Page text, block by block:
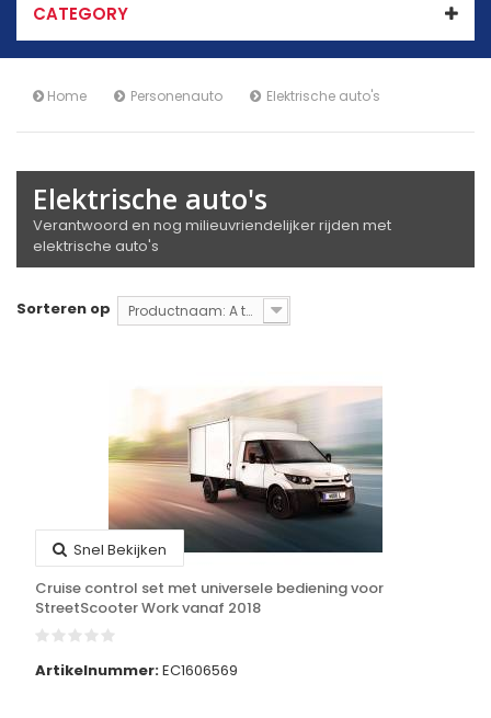
CATEGORY
Home Personenauto Elektrische auto's
Elektrische auto's
Verantwoord en nog milieuvriendelijker rijden met
elektrische auto's
Sorteren op Productnaam: A tot Z
Snel Bekijken
Cruise control set met universele bediening voor
StreetScooter Work vanaf 2018
Artikelnummer:EC1606569